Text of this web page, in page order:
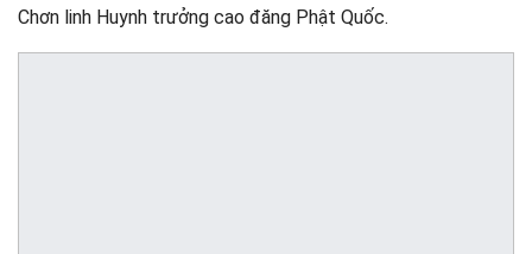
Chơn linh Huynh trưởng cao đăng Phật Quốc.